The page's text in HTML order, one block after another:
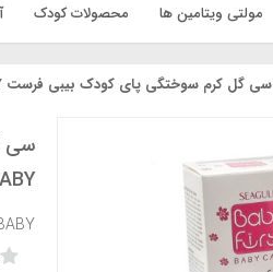
مولتی ویتامین ها محصولات کودک
سی گل کرم سوختگی پای کودک بیبی فرست SEAGULL REPAIRSDIAPER RASH BABY